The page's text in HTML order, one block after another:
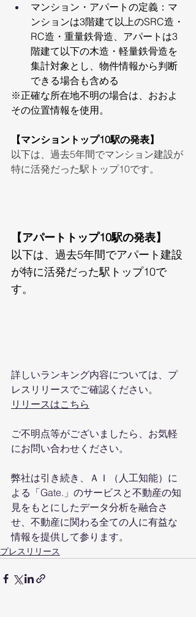
マンション・アパートの定義：マ
ンションは3階建て以上のSRC造・
RC造・重量鉄骨造、アパートは3
階建て以下の木造・軽量鉄骨造を
集計対象とし、物件情報から判断
できる場合も含める
※正確な所在地不明の場合は、おおよ
その位置情報を使用。
【マンショントップ10駅の発表】
以下は、過去5年間でマンション建設が
特に活発だった駅トップ10です。
【アパートトップ10駅の発表】
以下は、過去5年間でアパート建設
が特に活発だった駅トップ10で
す。
詳しいランキング内容については、プ
レスリリースでご確認ください。
リリースはこちら
ご不明点等がございましたら、お気軽
にお問い合わせください。
弊社は引き続き、ＡＩ（人工知能）に
よる「Gate.」のサービスと不動産の知
見をもとにしたデータ分析を融合さ
せ、不動産に関わる全ての人に有益な
情報を提供して参ります。
プレスリリース